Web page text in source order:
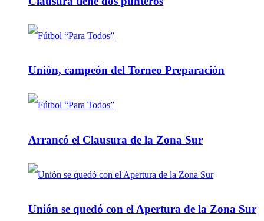
Unión, campeón del Torneo Preparación
Arrancó el Clausura de la Zona Sur
Unión se quedó con el Apertura de la Zona Sur